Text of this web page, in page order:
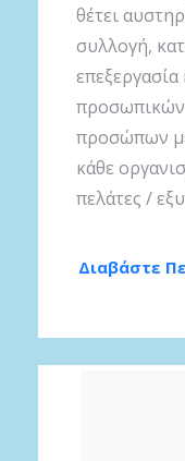
θέτει
συλλογή,
προσώπων
κάθε
πελάτες /
Διαβάστε